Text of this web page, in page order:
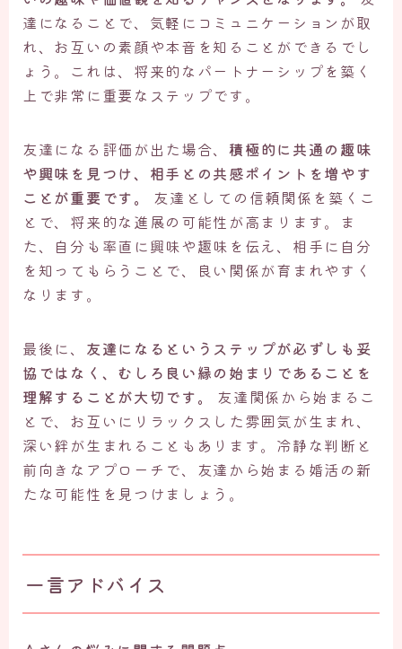
達になることで、気軽にコミュニケーションが取
れ、お互いの素顔や本音を知ることができるでし
ょう。これは、将来的なパートナーシップを築く
上で非常に重要なステップです。
友達になる評価が出た場合、積極的に共通の趣味
や興味を見つけ、相手との共感ポイントを増やす
ことが重要です。
友達としての信頼関係を築くこ
とで、将来的な進展の可能性が高まります。ま
た、自分も率直に興味や趣味を伝え、相手に自分
を知ってもらうことで、良い関係が育まれやすく
なります。
最後に、 友達になるというステップが必ずしも妥
協ではなく、むしろ良い縁の始まりであることを
理解することが大切です。
友達関係から始まるこ
とで、お互いにリラックスした雰囲気が生まれ、
深い絆が生まれることもあります。冷静な判断と
前向きなアプローチで、友達から始まる婚活の新
たな可能性を見つけましょう。
一言アドバイス